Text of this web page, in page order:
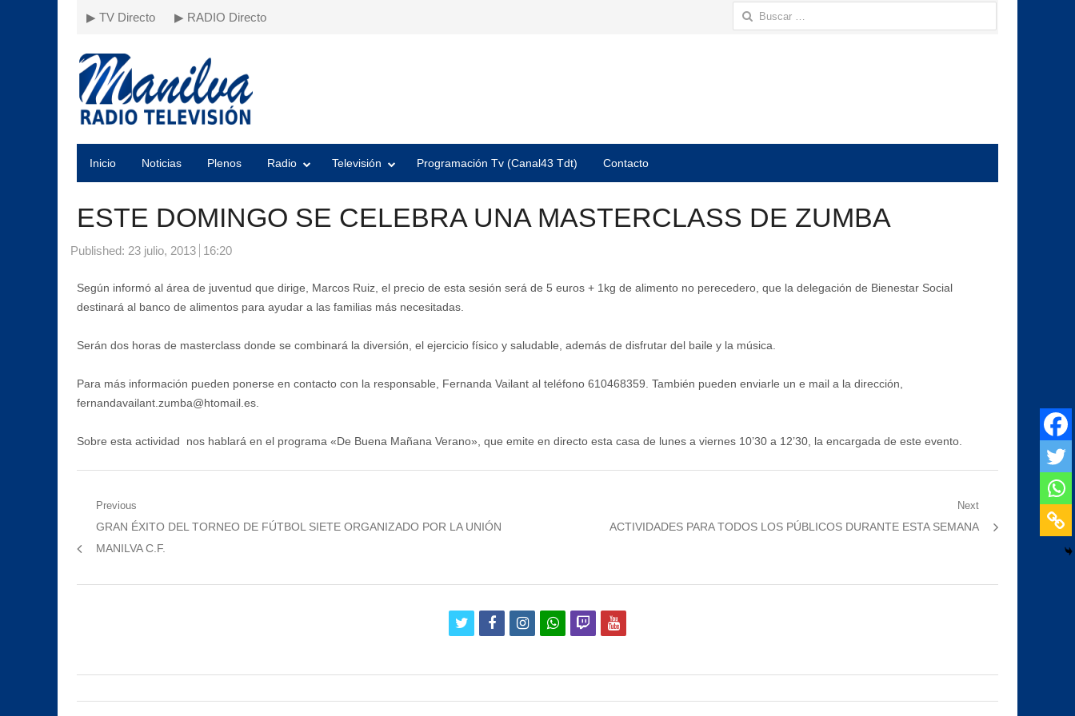
▶ TV Directo ▶ RADIO Directo Buscar:
Inicio Noticias Plenos Radio Televisión Programación Tv (Canal43 Tdt) Contacto
ESTE DOMINGO SE CELEBRA UNA MASTERCLASS DE ZUMBA
Published: 23 julio, 2013 16:20
Según informó al área de juventud que dirige, Marcos Ruiz, el precio de esta sesión será de 5 euros + 1kg de alimento no perecedero, que la delegación de Bienestar Social
destinará al banco de alimentos para ayudar a las familias más necesitadas.
Serán dos horas de masterclass donde se combinará la diversión, el ejercicio físico y saludable, además de disfrutar del baile y la música.
Para más información pueden ponerse en contacto con la responsable, Fernanda Vailant al teléfono 610468359. También pueden enviarle un e mail a la dirección,
fernandavailant.zumba@htomail.es.
Sobre esta actividad nos hablará en el programa «De Buena Mañana Verano», que emite en directo esta casa de lunes a viernes 10’30 a 12’30, la encargada de este evento.
Navegación
Previous
Previous
post:
GRAN ÉXITO DEL TORNEO DE FÚTBOL SIETE ORGANIZADO POR LA UNIÓN
MANILVA C.F.
Next
Next
ACTIVIDADES PARA TODOS LOS PÚBLICOS DURANTE ESTA SEMANA
twitterfacebookinstagramwhatsapp
twitchyoutube